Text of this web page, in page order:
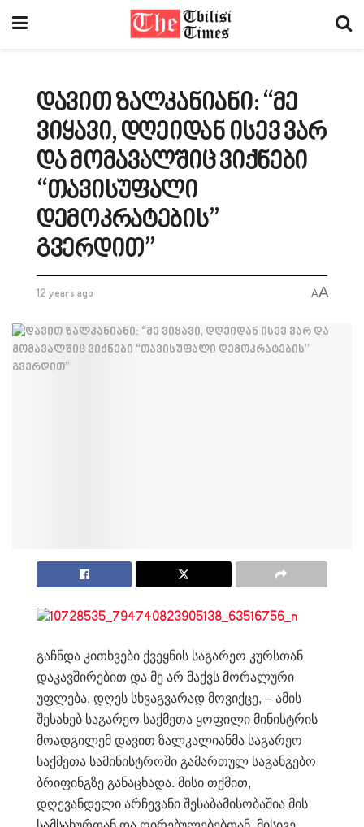
დავით ზალკანიანი: “მე
ვიყავი, დღეიდან ისევ ვარ
და მომავალშიც ვიქნები
“თავისუფალი
დემოკრატების”
გვერდით”
12 years ago AA
გაჩნდა კითხვები ქვეყნის საგარეო კურსთან
დაკავშირებით და მე არ მაქვს მორალური
უფლება, დღეს სხვაგვარად მოვიქცე, – ამის
შესახებ საგარეო საქმეთა ყოფილი მინისტრის
მოადგილემ დავით ზალკალიანმა საგარეო
საქმეთა სამინისტროში გამართულ საგანგებო
ბრიფინგზე განაცხადა. მისი თქმით,
დღევანდელი არჩევანი შესაბამისობაშია მის